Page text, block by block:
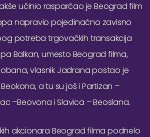
učinio rasparčao je Beograd film
napravio pojedinačno zavisno
potreba trgovačkih transakcija
Balkan, umesto Beograd filma,
vlasnik Jadrana postao je
a tu su još i Partizan –
–Beovona i Slavica – Beoslana.
akcionara Beograd filma podnelo